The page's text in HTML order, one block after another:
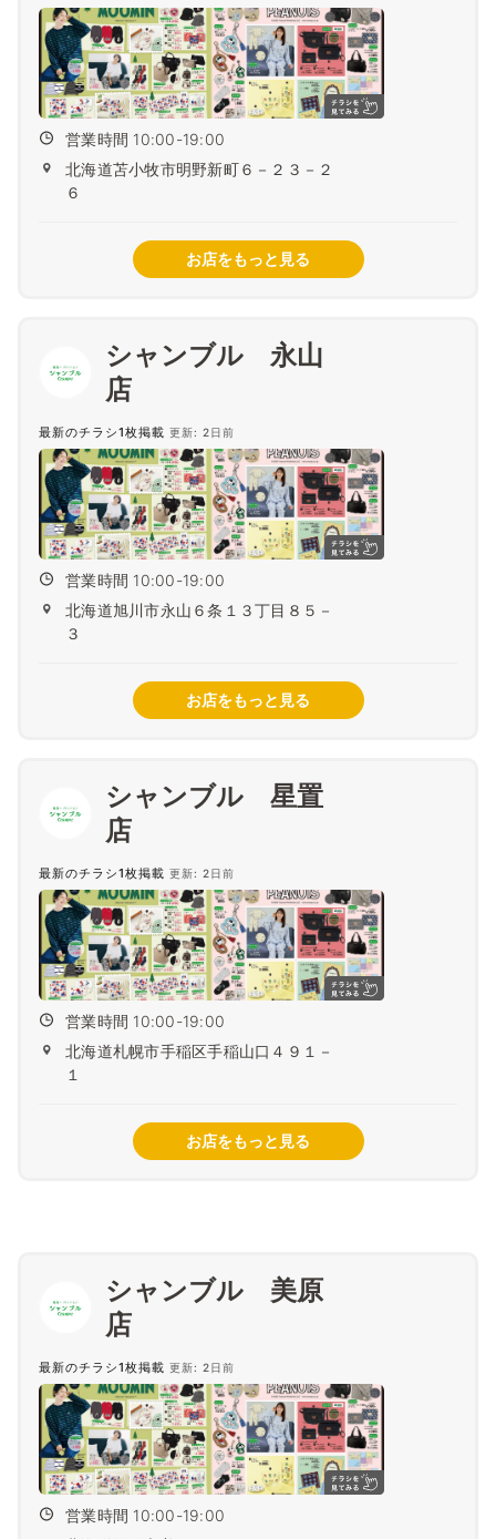
営業時間 10:00-19:00
北海道苫小牧市明野新町６－２３－２
６
お店をもっと見る
シャンブル 永山
最新のチラシ1枚掲載 更新: 2日前
営業時間 10:00-19:00
北海道旭川市永山６条１３丁目８５－
３
お店をもっと見る
シャンブル 星置
最新のチラシ1枚掲載 更新: 2日前
営業時間 10:00-19:00
北海道札幌市手稲区手稲山口４９１－
１
お店をもっと見る
シャンブル 美原
最新のチラシ1枚掲載 更新: 2日前
営業時間 10:00-19:00